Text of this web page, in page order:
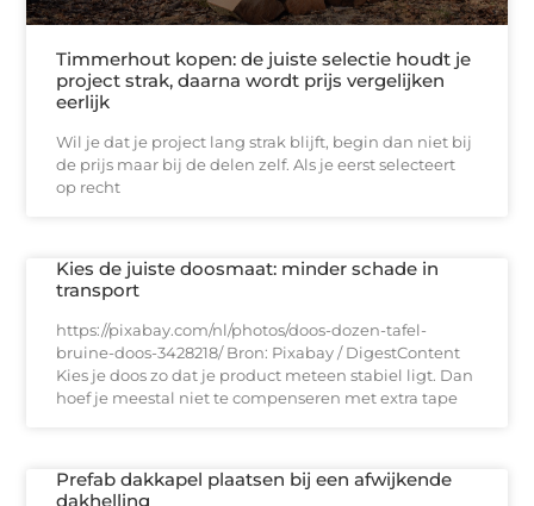
Timmerhout kopen: de juiste selectie houdt je
project strak, daarna wordt prijs vergelijken
eerlijk
Wil je dat je project lang strak blijft, begin dan niet bij
de prijs maar bij de delen zelf. Als je eerst selecteert
op recht
Kies de juiste doosmaat: minder schade in
transport
https://pixabay.com/nl/photos/doos-dozen-tafel-
bruine-doos-3428218/ Bron: Pixabay / DigestContent
Kies je doos zo dat je product meteen stabiel ligt. Dan
hoef je meestal niet te compenseren met extra tape
Prefab dakkapel plaatsen bij een afwijkende
dakhelling